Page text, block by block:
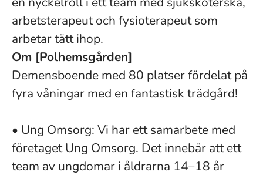
arbetsterapeut och fysioterapeut som
arbetar tätt ihop.
Om [Polhemsgården]
Demensboende med 80 platser fördelat på
fyra våningar med en fantastisk trädgård!
• Ung Omsorg: Vi har ett samarbete med
företaget Ung Omsorg. Det innebär att ett
team av ungdomar i åldrarna 14–18 år